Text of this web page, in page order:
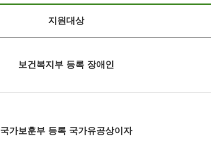
지원대상
보건복지부 등록 장애인
국가보훈부 등록 국가유공상이자